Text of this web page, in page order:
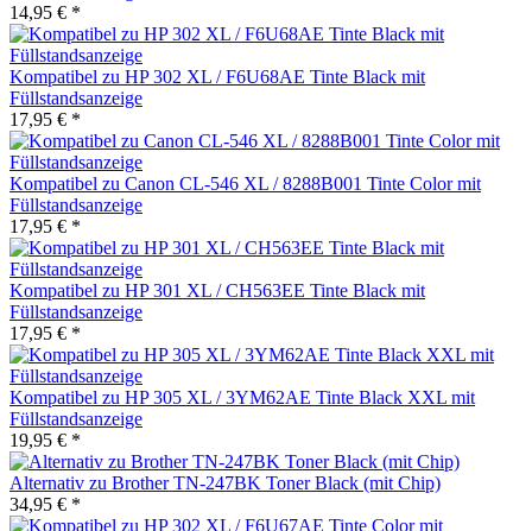
14,95 € *
Kompatibel zu HP 302 XL / F6U68AE Tinte Black mit
Füllstandsanzeige
17,95 € *
Kompatibel zu Canon CL-546 XL / 8288B001 Tinte Color mit
Füllstandsanzeige
17,95 € *
Kompatibel zu HP 301 XL / CH563EE Tinte Black mit
Füllstandsanzeige
17,95 € *
Kompatibel zu HP 305 XL / 3YM62AE Tinte Black XXL mit
Füllstandsanzeige
19,95 € *
Alternativ zu Brother TN-247BK Toner Black (mit Chip)
34,95 € *